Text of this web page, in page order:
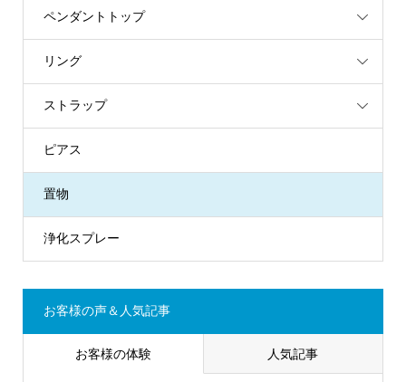
ペンダントトップ
リング
ストラップ
ピアス
置物
浄化スプレー
お客様の声＆人気記事
お客様の体験 人気記事